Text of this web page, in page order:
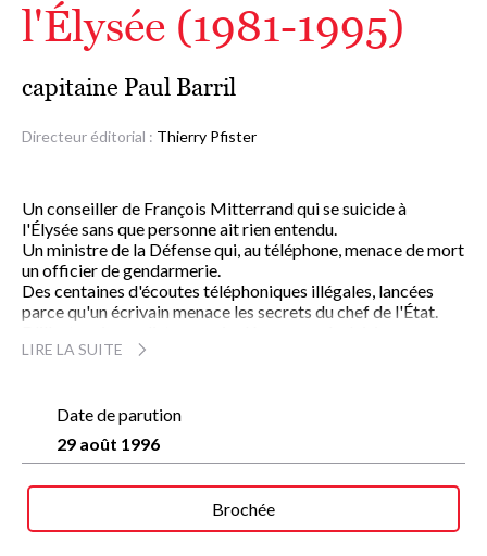
l'Élysée (1981-1995)
capitaine Paul Barril
Directeur éditorial : Thierry Pfister
Un conseiller de François Mitterrand qui se suicide à
l'Élysée sans que personne ait rien entendu.
Un ministre de la Défense qui, au téléphone, menace de mort
un officier de gendarmerie.
Des centaines d'écoutes téléphoniques illégales, lancées
parce qu'un écrivain menace les secrets du chef de l'État.
prêtant aux manoeuvres du pouvoir.
corruption, tel est le bilan de la "police politique" qui s'était
clandestinement mise en place à l'Élysée durant les deux
septennats de François Mitterrand. Ce n'est pas l'effet d'une
véritable explosion en chaîne.
Paul Barril, l'ancien responsable du GIGN, ouvre ses
dossiers les plus confidentiels, produit des photos et des
LIRE LA SUITE
Date de parution
29 août 1996
Brochée